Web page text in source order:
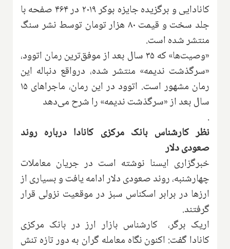
کانادایی و برگزیده‌ جایزه‌ بوکر ۲۰۱۹ در ۴۶۴ صفحه با
جلد سخت و قیمت ۸۰ هزار تومان توسط نشر سنگ
منتشر شده است.
«وصیت‌ها» که ۳۵ سال بعد از موفق‌ترین رمان اتوود،
«سرگذشت ندیمه» منتشر شده، درواقع دنباله‌ این
رمان مشهور است. اتوود در این رمان، ماجراهای ۱۵
سال بعد از «سرگذشت ندیمه» را شرح می‌دهد
.
نظر کارشناس بانک مرکزی کانادا درباره روند
صعودی دلار
خبرگزاری ایسنا نوشته است در جریان معاملات
چهارشنبه، روند صعودی دلار ادامه یافت و بسیاری از
ارزها در برابر اسکناس سبز در موقعیت نزولی قرار
گرفتند.
اریک برگر، کارشناس بازار ارز در بانک مرکزی
کانادا گفت: اکنون نگاه معامله گران به دور تازه تنش